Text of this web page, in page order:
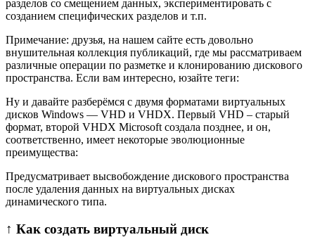
разделов со смещением данных, экспериментировать с
созданием специфических разделов и т.п.
Примечание: друзья, на нашем сайте есть довольно
внушительная коллекция публикаций, где мы рассматриваем
различные операции по разметке и клонированию дискового
пространства. Если вам интересно, юзайте теги:
Ну и давайте разберёмся с двумя форматами виртуальных
дисков Windows — VHD и VHDX. Первый VHD – старый
формат, второй VHDX Microsoft создала позднее, и он,
соответственно, имеет некоторые эволюционные
преимущества:
Предусматривает высвобождение дискового пространства
после удаления данных на виртуальных дисках
динамического типа.
↑ Как создать виртуальный диск